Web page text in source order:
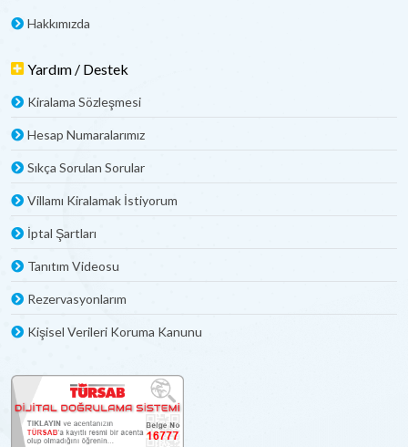
Hakkımızda
Yardım / Destek
Kiralama Sözleşmesi
Hesap Numaralarımız
Sıkça Sorulan Sorular
Villamı Kiralamak İstiyorum
İptal Şartları
Tanıtım Videosu
Rezervasyonlarım
Kişisel Verileri Koruma Kanunu